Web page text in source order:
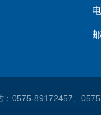
0575-89172457、